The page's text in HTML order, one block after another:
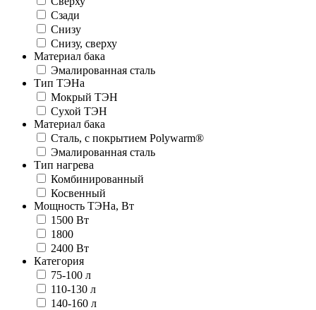
Сзади
Снизу
Снизу, сверху
Материал бака
Эмалированная сталь
Тип ТЭНа
Мокрый ТЭН
Сухой ТЭН
Материал бака
Сталь, с покрытием Polywarm®
Эмалированная сталь
Тип нагрева
Комбинированный
Косвенный
Мощность ТЭНа, Вт
1500 Вт
1800
2400 Вт
Категория
75-100 л
110-130 л
140-160 л